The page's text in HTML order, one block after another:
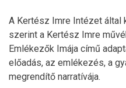
A Kertész Imre Intézet
szerint a Kertész Imre
Emlékezők Imája című
előadás, az emlékezés, a
megrendítő narratívája.